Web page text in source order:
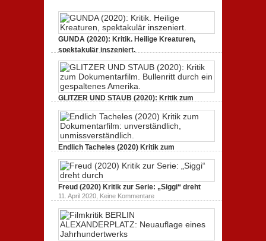
GUNDA (2020): Kritik. Heilige Kreaturen,
spektakulär inszeniert.
GUNDA
(2020):
Kritik.
Kreaturen,
spektakulär
GLITZER UND STAUB (2020): Kritik zum
Dokumentarfilm.
3. Oktober 2020,Keine Kommentare zu
GLITZER
UND
(2020):
Kritik
zum
Dokumentarfilm.
durch
ein
Amerika.
Endlich Tacheles (2020) Kritik zum
Dokumentarfilm: unverständlich,
19. Mai 2020,Keine Kommentarezu
Tacheles
(2020)
Kritik
zum
Dokumentarfilm:
unmissverständlich.
Freud (2020) Kritik zur Serie: „Siggi“ dreht
11. April 2020, Keine Kommentarezu
Freud
(2020)
zur